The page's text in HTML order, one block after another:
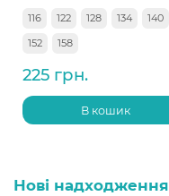
116 122 128 134
140
152
158
225 грн.
В кошик
Нові надходження